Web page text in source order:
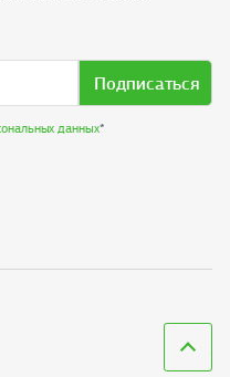
Подписаться
данных*